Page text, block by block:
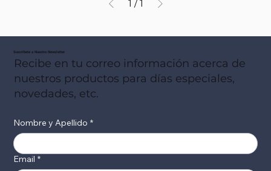
1 / 1
Suscribete a Nuestro Newsletter
Recibe en tu correo información acerca de
nuestros productos para días especiales,
novedades, etc.
Nombre y Apellido *
Email *